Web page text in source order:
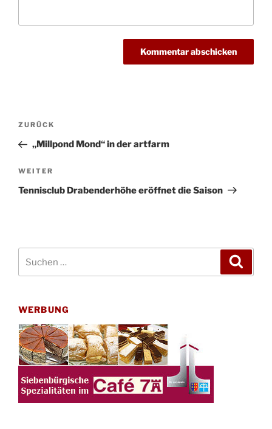
Beitragsnavigation
Vorheriger
Beitrag
ZURÜCK
„Millpond Mond“ in der artfarm
Nächster
Beitrag
WEITER
Tennisclub Drabenderhöhe eröffnet die Saison
WERBUNG